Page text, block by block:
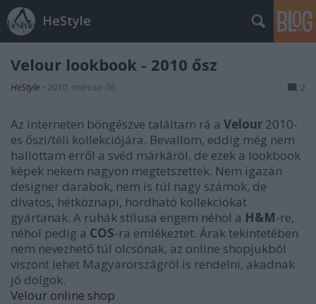
HeStyle
Velour lookbook - 2010 ősz
HeStyle • 2010. március 06. 2
Az interneten böngészve találtam rá a Velour 2010-
es őszi/téli kollekciójára. Bevallom, eddig még nem
hallottam erről a svéd márkáról, de ezek a lookbook
képek nekem nagyon megtetszettek. Nem igazán
designer darabok, nem is túl nagy számok, de
divatos, hétköznapi, hordható kollekciókat
gyártanak. A ruhák stílusa engem néhol a H&M-re,
néhol pedig a COS-ra emlékeztet. Árak tekintetében
nem nevezhető túl olcsónak, az online shopjukból
viszont lehet Magyarországról is rendelni, akadnak
jó dolgok.
Velour online shop